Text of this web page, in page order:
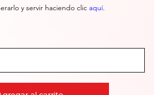
y servir haciendo clic aquí.